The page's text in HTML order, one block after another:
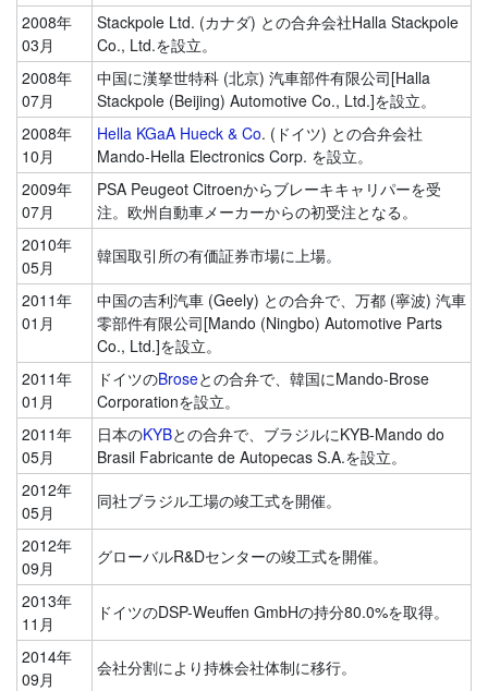
2008年
03月
Stackpole Ltd. (カナダ) との合弁会社Halla Stackpole
Co., Ltd.を設立。
2008年
07月
中国に漢拏世特科 (北京) 汽車部件有限公司[Halla
Stackpole (Beijing) Automotive Co., Ltd.]を設立。
2008年
10月
Hella KGaA Hueck & Co. (ドイツ) との合弁会社
Mando-Hella Electronics Corp. を設立。
2009年
07月
PSA Peugeot Citroenからブレーキキャリパーを受
注。欧州自動車メーカーからの初受注となる。
2010年
05月
韓国取引所の有価証券市場に上場。
2011年
01月
中国の吉利汽車 (Geely) との合弁で、万都 (寧波) 汽車
零部件有限公司[Mando (Ningbo) Automotive Parts
Co., Ltd.]を設立。
2011年
01月
ドイツのBroseとの合弁で、韓国にMando-Brose
Corporationを設立。
2011年
05月
日本のKYBとの合弁で、ブラジルにKYB-Mando do
Brasil Fabricante de Autopecas S.A.を設立。
2012年
05月
同社ブラジル工場の竣工式を開催。
2012年
09月
グローバルR&Dセンターの竣工式を開催。
2013年
11月
ドイツのDSP-Weuffen GmbHの持分80.0%を取得。
2014年
09月
会社分割により持株会社体制に移行。